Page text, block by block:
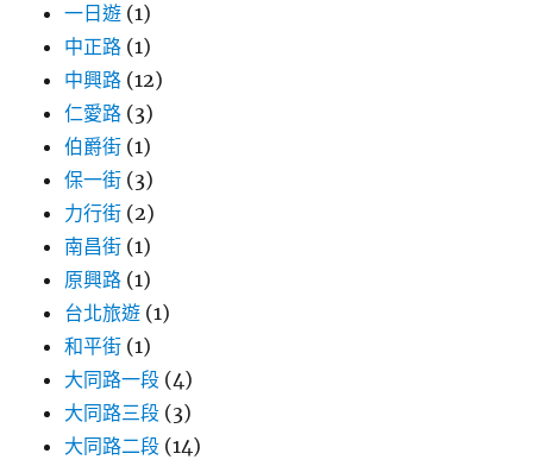
一日遊 (1)
中正路 (1)
中興路 (12)
仁愛路 (3)
伯爵街 (1)
保一街 (3)
力行街 (2)
南昌街 (1)
原興路 (1)
台北旅遊 (1)
和平街 (1)
大同路一段 (4)
大同路三段 (3)
大同路二段 (14)